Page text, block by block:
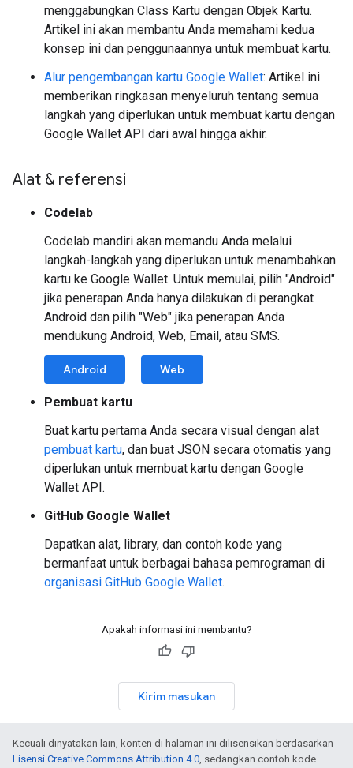
menggabungkan Class Kartu dengan Objek Kartu.
Artikel ini akan membantu Anda memahami kedua
konsep ini dan penggunaannya untuk membuat kartu.
Alur pengembangan kartu Google Wallet: Artikel ini
memberikan ringkasan menyeluruh tentang semua
langkah yang diperlukan untuk membuat kartu dengan
Google Wallet API dari awal hingga akhir.
Alat & referensi
Codelab
Codelab mandiri akan memandu Anda melalui
langkah-langkah yang diperlukan untuk menambahkan
kartu ke Google Wallet. Untuk memulai, pilih "Android"
jika penerapan Anda hanya dilakukan di perangkat
Android dan pilih "Web" jika penerapan Anda
mendukung Android, Web, Email, atau SMS.
Android Web
Pembuat kartu
Buat kartu pertama Anda secara visual dengan alat
pembuat kartu, dan buat JSON secara otomatis yang
diperlukan untuk membuat kartu dengan Google
Wallet API.
GitHub Google Wallet
Dapatkan alat, library, dan contoh kode yang
bermanfaat untuk berbagai bahasa pemrograman di
organisasi GitHub Google Wallet.
Apakah informasi ini membantu?
Kirim masukan
Kecuali dinyatakan lain, konten di halaman ini dilisensikan berdasarkan
Lisensi Creative Commons Attribution 4.0, sedangkan contoh kode